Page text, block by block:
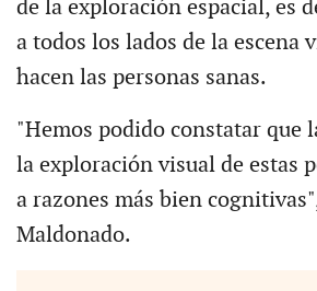
de la exploración espacial, es
a todos los lados de la escena
hacen las personas sanas.
"Hemos podido constatar que
la exploración visual de estas
a razones más bien
Maldonado.